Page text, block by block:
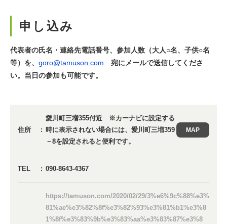
申し込み
代表者の氏名・連絡先電話番号、参加人数（大人○名、子供○名
等）を、 goro@tamuson.com 宛にメールで送信してくださ
い。当日の参加も可能です。
住所
愛川町三増355付近 ※カーナビに設定する
時に表示されない場合には、愛川町三増359
－8を設定されると便利です。
MAP
TEL 090-8643-4367
https://tamuson.com/2020/02/29/3%e6%9c%88%e3%
81%ae%e3%82%8f%e3%82%93%e3%81%b1%e3%8
1%8f%e3%83%9b%e3%83%aa%e3%83%87%e3%8